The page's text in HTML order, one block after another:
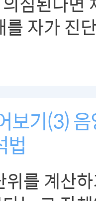
자가 진
보기(3)
법
위를 계산